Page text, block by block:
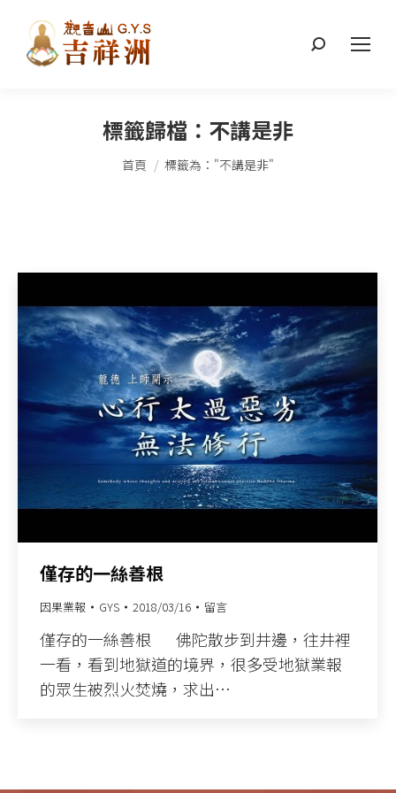
搜
標籤歸檔： 不講是非
您在這裡：
首頁 標籤為："不講是非"
僅存的一絲善根
因果業報 GYS 2018/03/16 留言
僅存的一絲善根 佛陀散步到井邊，往井裡
一看，看到地獄道的境界，很多受地獄業報
的眾生被烈火焚燒，求出…